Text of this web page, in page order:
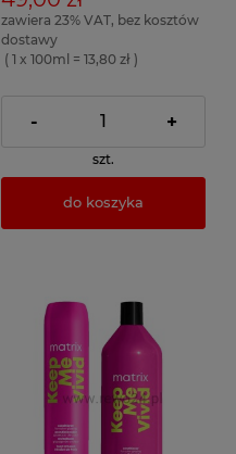
zawiera 23% VAT, bez kosztów
dostawy
( 1 x 100ml = 13,80 zł )
- +
szt.
do koszyka